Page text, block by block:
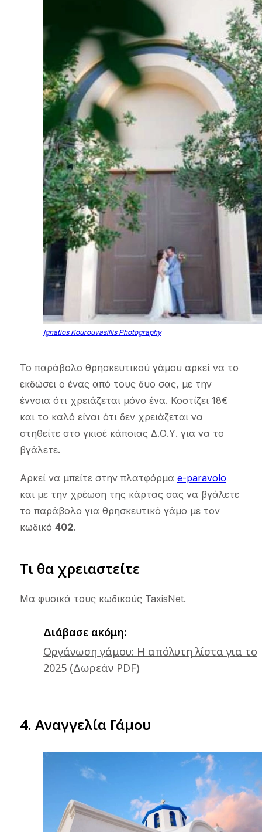
Ignatios Kourouvasillis Photography
Το παράβολο θρησκευτικού γάμου αρκεί να το
εκδώσει ο ένας από τους δυο σας, με την
έννοια ότι χρειάζεται μόνο ένα. Κοστίζει 18€
και το καλό είναι ότι δεν χρειάζεται να
στηθείτε στο γκισέ κάποιας Δ.Ο.Υ. για να το
βγάλετε.
Αρκεί να μπείτε στην πλατφόρμα e-paravolo
και με την χρέωση της κάρτας σας να βγάλετε
το παράβολο για θρησκευτικό γάμο με τον
κωδικό 402.
Τι θα χρειαστείτε
Μα φυσικά τους κωδικούς TaxisNet.
Διάβασε ακόμη:
Οργάνωση γάμου: H απόλυτη λίστα για το
2025 (Δωρεάν PDF)
4. Αναγγελία Γάμου